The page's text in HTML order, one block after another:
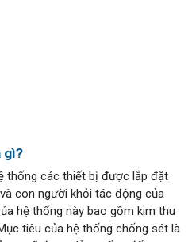
gì?
thống các thiết bị được lắp đặt
con người khỏi tác động của
hệ thống này bao gồm kim thu
tiêu của hệ thống chống sét là